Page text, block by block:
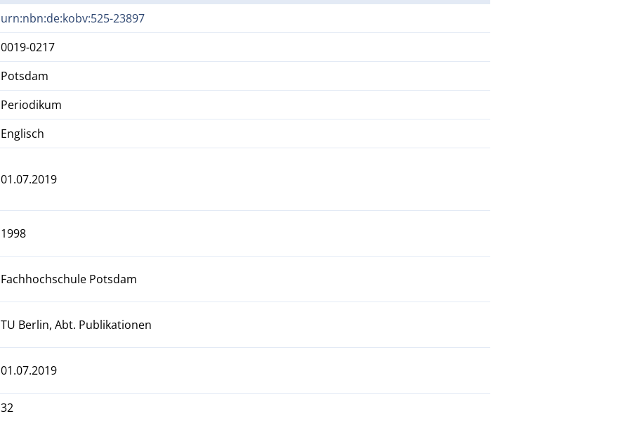
urn:nbn:de:kobv:525-23897
0019-0217
Potsdam
Periodikum
Englisch
01.07.2019
1998
Fachhochschule Potsdam
TU Berlin, Abt. Publikationen
01.07.2019
32